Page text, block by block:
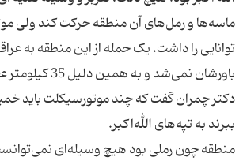
ماسه‌ها و رمل‌های آن منطقه حرکت کند ولی
توانایی را داشت. یک حمله از این منطقه به
باورشان نمی‌شد و
منطقه چون رملی بود هیچ وسیله‌ای نمی‌توانست